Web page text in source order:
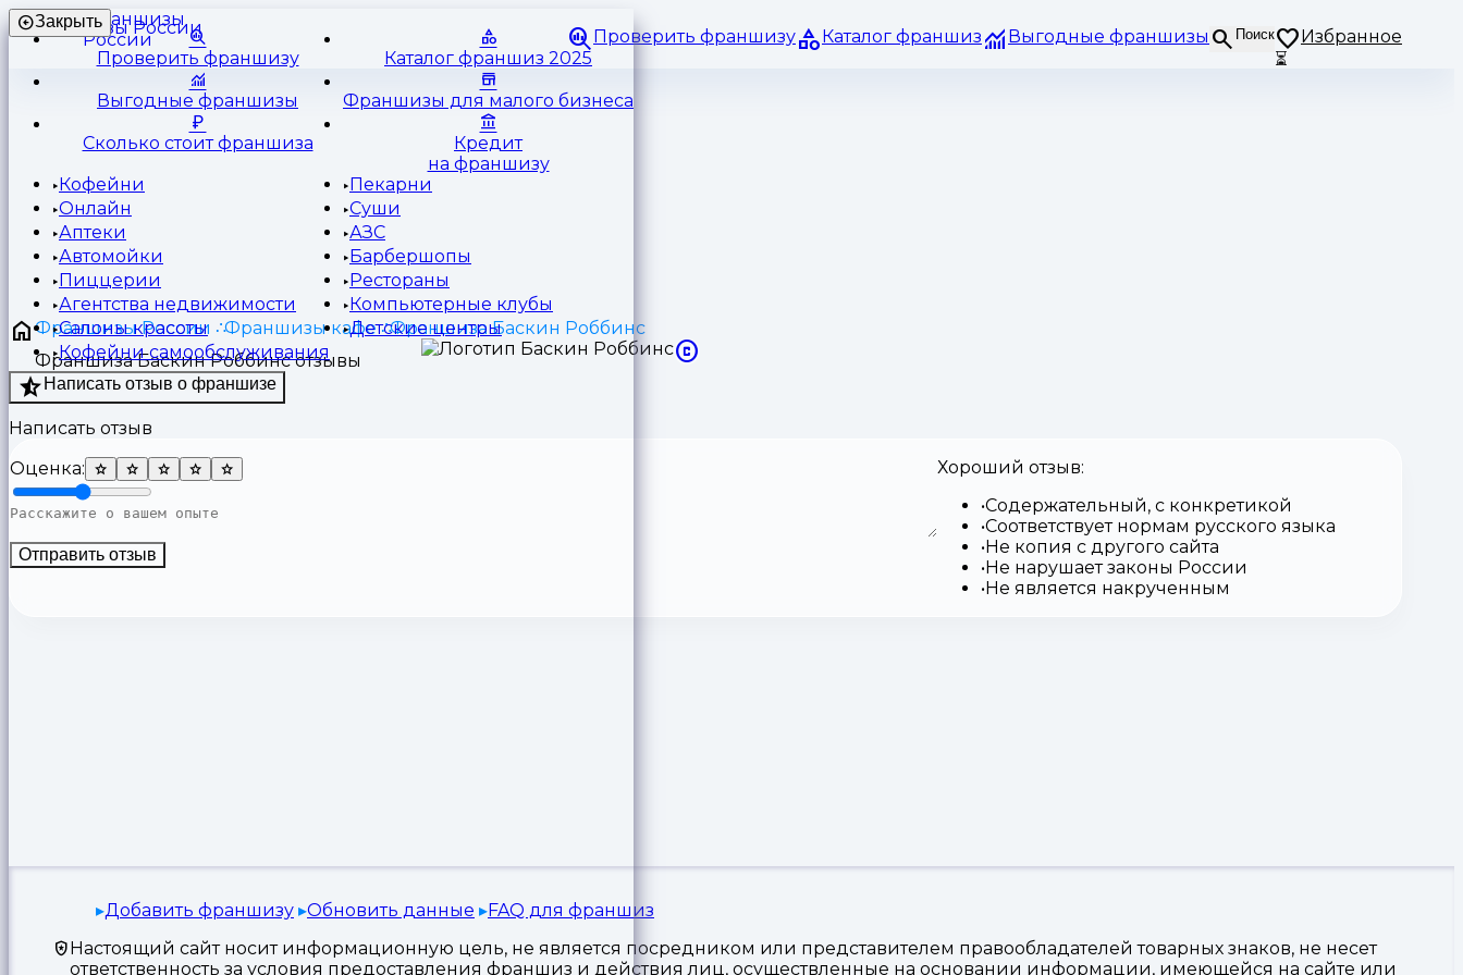
Франшизы
России
Проверить франшизу Каталог франшиз Выгодные франшизы Поиск
Избранное
⏳
Закрыть
Проверить франшизу Каталог франшиз 2025
Выгодные франшизы Франшизы для малого бизнеса
Сколько стоит франшиза
Кредит
на франшизу
Кофейни
Пекарни
Онлайн
Суши
Аптеки
АЗС
Автомойки
Барбершопы
Пиццерии
Рестораны
Агентства недвижимости
Компьютерные клубы
Салоны красоты
Детские центры
Кофейни самообслуживания
Франшизы России Франшизы кафе
Франшиза Баскин Роббинс
Франшиза Баскин Роббинс отзывы
Написать отзыв о франшизе
Написать отзыв
Оценка:
Отправить отзыв
Хороший отзыв:
Содержательный, с конкретикой
Соответствует нормам русского языка
Не копия с другого сайта
Не нарушает законы России
Не является накрученным
Добавить франшизу Обновить данные
FAQ для франшиз
Настоящий сайт носит информационную цель, не является посредником или представителем правообладателей товарных знаков, не несет
ответственность за условия предоставления франшиз и действия лиц, осуществленные на основании информации, имеющейся на сайте или